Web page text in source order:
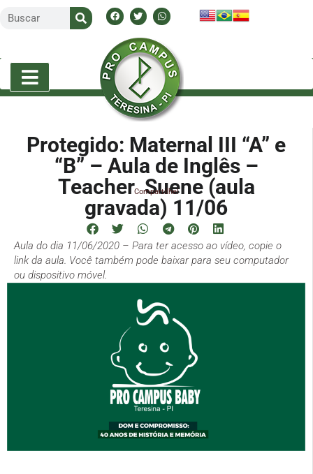
Protegido: Maternal III “A” e
“B” – Aula de Inglês –
Teacher Suene (aula
gravada) 11/06
Compartilhe!
Aula do dia 11/06/2020 – Para ter acesso ao vídeo, copie o
link da aula. Você também pode baixar para seu computador
ou dispositivo móvel.